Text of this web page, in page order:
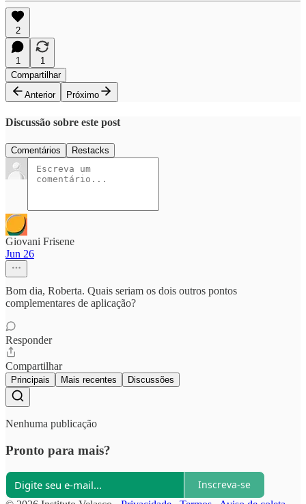
2
1
1
Compartilhar
Anterior
Próximo
Discussão sobre este post
Comentários Restacks
Giovani Frisene
Jun 26
Bom dia, Roberta. Quais seriam os dois outros pontos
complementares de aplicação?
Responder
Compartilhar
Principais Mais recentes Discussões
Nenhuma publicação
Pronto para mais?
Inscreva-se